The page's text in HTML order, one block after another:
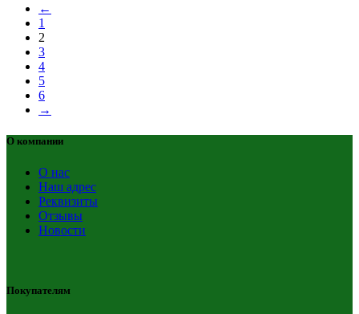
←
1
2
3
4
5
6
→
О компании
О нас
Наш адрес
Реквизиты
Отзывы
Новости
Покупателям